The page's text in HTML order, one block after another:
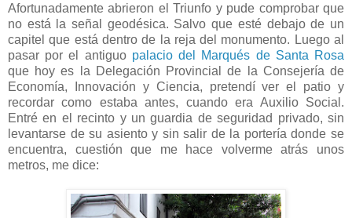
Afortunadamente abrieron el Triunfo y pude comprobar que
no está la señal geodésica. Salvo que esté debajo de un
capitel que está dentro de la reja del monumento. Luego al
pasar por el antiguo palacio del Marqués de Santa Rosa
que hoy es la Delegación Provincial de la Consejería de
Economía, Innovación y Ciencia, pretendí ver el patio y
recordar como estaba antes, cuando era Auxilio Social.
Entré en el recinto y un guardia de seguridad privado, sin
levantarse de su asiento y sin salir de la portería donde se
encuentra, cuestión que me hace volverme atrás unos
metros, me dice: